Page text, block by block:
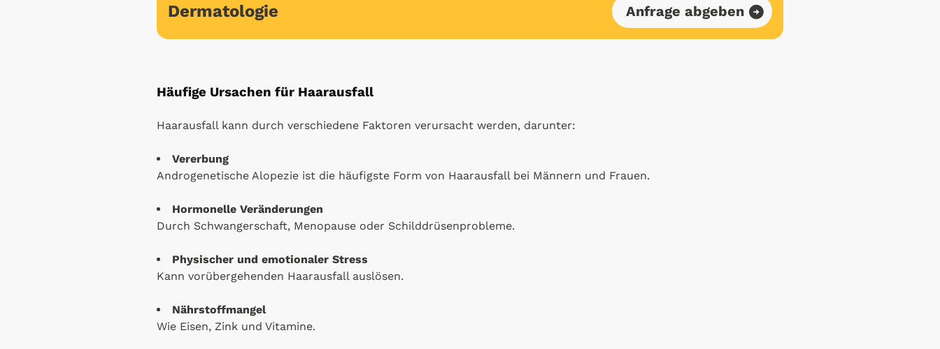
Dermatologie Anfrage abgeben
Häufige Ursachen für Haarausfall
Haarausfall kann durch verschiedene Faktoren verursacht werden, darunter:
Vererbung
Androgenetische Alopezie ist die häufigste Form von Haarausfall bei Männern und Frauen.
Hormonelle Veränderungen
Durch Schwangerschaft, Menopause oder Schilddrüsenprobleme.
Physischer und emotionaler Stress
Kann vorübergehenden Haarausfall auslösen.
Nährstoffmangel
Wie Eisen, Zink und Vitamine.